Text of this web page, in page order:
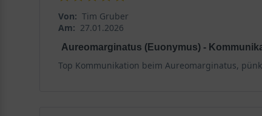
Von: Tim Gruber
Am: 27.01.2026
Aureomarginatus (Euonymus) -
Top Kommunikation beim Aureomarginatus,